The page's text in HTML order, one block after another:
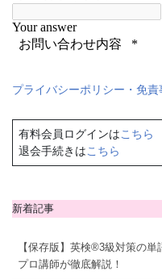
プライバシーポリシー・免責
有料会員ログインはこちら
退会手続きはこちら
新着記事
【保存版】英検®3級対策の
プロ講師が徹底解説！